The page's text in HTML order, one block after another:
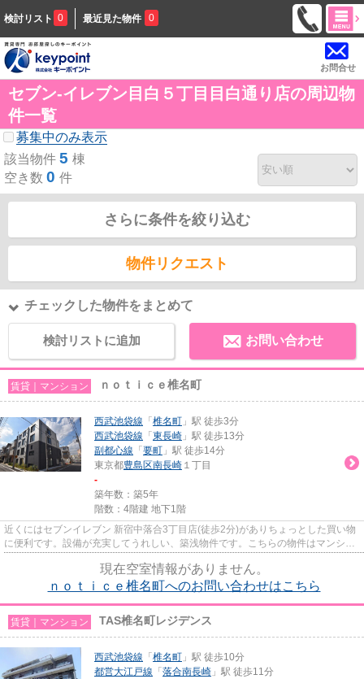
検討リスト 0 最近見た物件 0
お問合せ
セブン-イレブン目白５丁目目白通り店の周辺物
件一覧
募集中のみ表示
該当物件 5 棟
空き数 0 件
さらに条件を絞り込む
物件リクエスト
チェックした物件をまとめて
検討リストに追加 お問い合わせ
賃貸｜マンション ｎｏｔｉｃｅ椎名町
西武池袋線 「 椎名町 」駅 徒歩3分
西武池袋線 「 東長崎 」駅 徒歩13分
副都心線 「 要町 」駅 徒歩14分
東京都豊島区南長崎 １丁目
-
築年数：築5年
階数：4階建 地下1階
近くにはセブンイレブン 新宿中落合3丁目店(徒歩2分)がありちょっとした買い物
に便利です。設備が充実してうれしい、築浅物件です。こちらの物件はマンショ
現在空室情報がありません。
ｎｏｔｉｃｅ椎名町へのお問い合わせはこちら
賃貸｜マンション TAS椎名町レジデンス
西武池袋線 「 椎名町 」駅 徒歩10分
都営大江戸線 「 落合南長崎 」駅 徒歩11分